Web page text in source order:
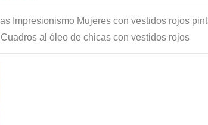
Impresionismo Mujeres con vestidos rojos
Cuadros al óleo de chicas con vestidos rojos